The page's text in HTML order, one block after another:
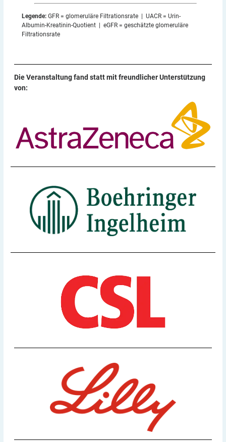
Legende: GFR = glomeruläre Filtrationsrate | UACR = Urin-
Albumin-Kreatinin-Quotient | eGFR = geschätzte glomeruläre
Filtrationsrate
Die Veranstaltung fand statt mit freundlicher Unterstützung
von: